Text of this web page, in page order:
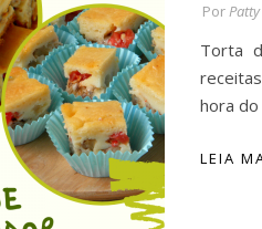
Por
Torta
hora
LEIA